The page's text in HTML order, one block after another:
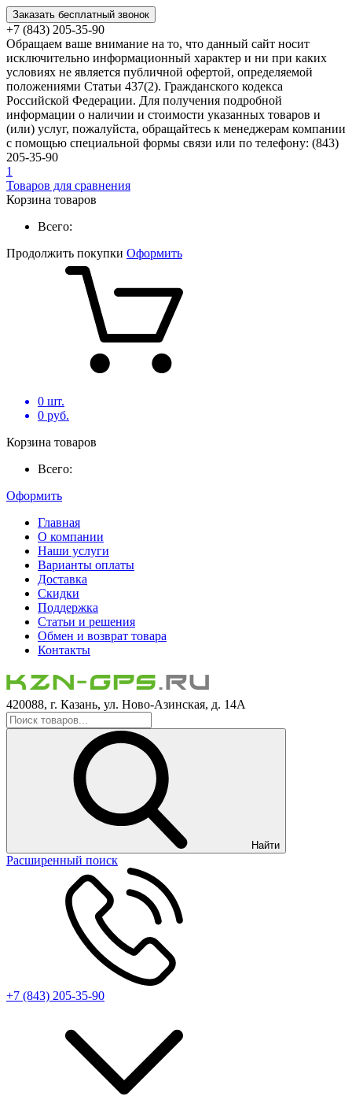
Заказать бесплатный звонок
+7 (843) 205-35-90
Обращаем ваше внимание на то, что данный сайт носит
исключительно информационный характер и ни при каких
условиях не является публичной офертой, определяемой
положениями Статьи 437(2). Гражданского кодекса
Российской Федерации. Для получения подробной
информации о наличии и стоимости указанных товаров и
(или) услуг, пожалуйста, обращайтесь к менеджерам компании
с помощью специальной формы связи или по телефону: (843)
205-35-90
1
Товаров для сравнения
Корзина товаров
Всего:
Продолжить покупки Оформить
0 шт.
0 руб.
Корзина товаров
Всего:
Оформить
Главная
О компании
Наши услуги
Варианты оплаты
Доставка
Скидки
Поддержка
Статьи и решения
Обмен и возврат товара
Контакты
420088, г. Казань, ул. Ново-Азинская, д. 14А
Найти
Расширенный поиск
+7 (843) 205-35-90